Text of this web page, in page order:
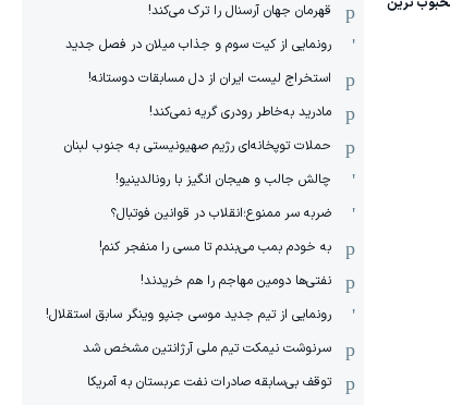
قهرمان جهان آرسنال را ترک می‌کند!
رونمایی از کیت سوم و جذاب میلان در فصل جدید
استخراج لیست ایران از دل مسابقات دوستانه!
مادرید به‌خاطر رودری گریه نمی‌کند!
حملات توپخانه‌ای رژیم صهیونیستی به جنوب لبنان
چالش جالب و هیجان انگیز با رونالدینیو!
ضربه سر ممنوع؛انقلاب در قوانین فوتبال؟
به خودم بمب می‌بندم تا مسی را منفجر کنم!
نفتی‌ها دومین مهاجم را هم خریدند!
رونمایی از تیم جدید موسی جنپو وینگر سابق استقلال!
سرنوشت نیمکت تیم ملی آرژانتین مشخص شد
توقف بی‌سابقه صادرات نفت عربستان به آمریکا